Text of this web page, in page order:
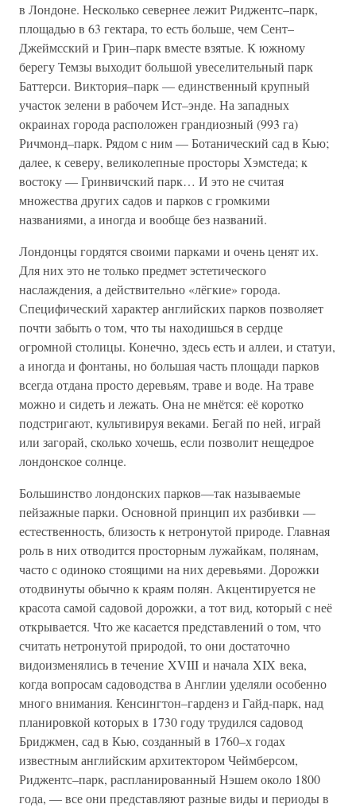
в Лондоне. Несколько севернее лежит Риджентс–парк,
площадью в 63 гектара, то есть больше, чем Сент–
Джеймсский и Грин–парк вместе взятые. К южному
берегу Темзы выходит большой увеселительный парк
Баттерси. Виктория–парк — единственный крупный
участок зелени в рабочем Ист–энде. На западных
окраинах города расположен грандиозный (993 га)
Ричмонд–парк. Рядом с ним — Ботанический сад в Кью;
далее, к северу, великолепные просторы Хэмстеда; к
востоку — Гринвичский парк… И это не считая
множества других садов и парков с громкими
названиями, а иногда и вообще без названий.
Лондонцы гордятся своими парками и очень ценят их.
Для них это не только предмет эстетического
наслаждения, а действительно «лёгкие» города.
Специфический характер английских парков позволяет
почти забыть о том, что ты находишься в сердце
огромной столицы. Конечно, здесь есть и аллеи, и статуи,
а иногда и фонтаны, но большая часть площади парков
всегда отдана просто деревьям, траве и воде. На траве
можно и сидеть и лежать. Она не мнётся: её коротко
подстригают, культивируя веками. Бегай по ней, играй
или загорай, сколько хочешь, если позволит нещедрое
лондонское солнце.
Большинство лондонских парков—так называемые
пейзажные парки. Основной принцип их разбивки —
естественность, близость к нетронутой природе. Главная
роль в них отводится просторным лужайкам, полянам,
часто с одиноко стоящими на них деревьями. Дорожки
отодвинуты обычно к краям полян. Акцентируется не
красота самой садовой дорожки, а тот вид, который с неё
открывается. Что же касается представлений о том, что
считать нетронутой природой, то они достаточно
видоизменялись в течение XVIII и начала XIX века,
когда вопросам садоводства в Англии уделяли особенно
много внимания. Кенсингтон–гарденз и Гайд-парк, над
планировкой которых в 1730 году трудился садовод
Бриджмен, сад в Кью, созданный в 1760–х годах
известным английским архитектором Чеймберсом,
Риджентс–парк, распланированный Нэшем около 1800
года, — все они представляют разные виды и периоды в